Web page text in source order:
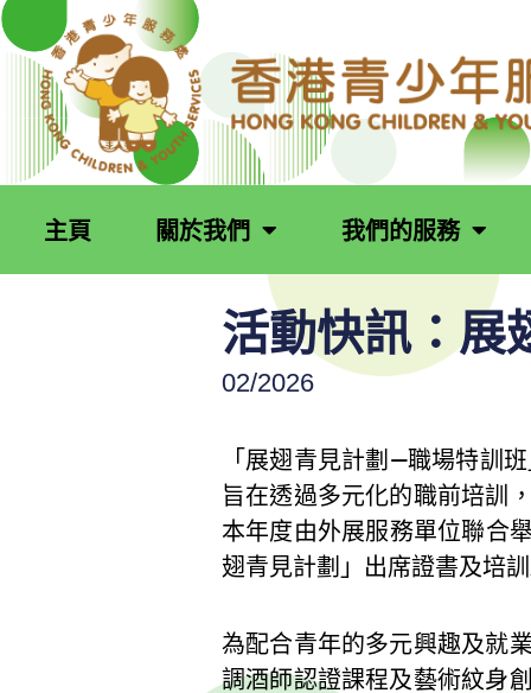
跳
至
主頁 關於我們 我們的服務
活動快訊：展
02/2026
「展翅青見計劃—職場特訓
旨在透過多元化的職前培訓
本年度由外展服務單位聯合
翅青見計劃」出席證書及培
為配合青年的多元興趣及就
調酒師認證課程及藝術紋身